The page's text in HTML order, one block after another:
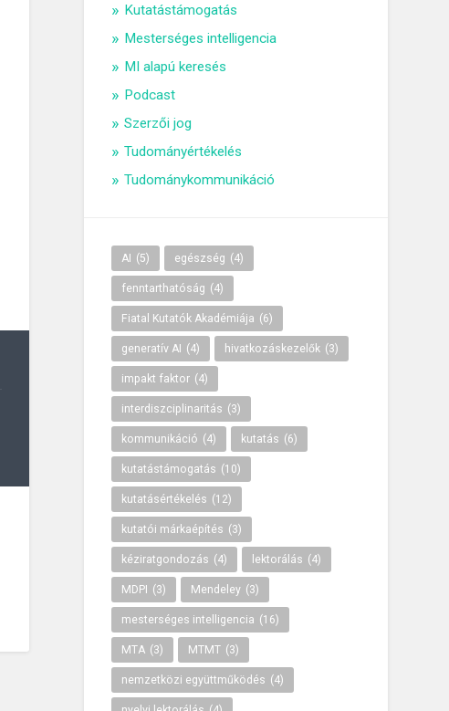
Kutatástámogatás
Mesterséges intelligencia
MI alapú keresés
Podcast
Szerzői jog
Tudományértékelés
Tudománykommunikáció
AI (5) egészség (4)
fenntarthatóság (4)
Fiatal Kutatók Akadémiája (6)
generatív AI (4) hivatkozáskezelők (3)
impakt faktor (4)
interdiszciplinaritás (3)
kommunikáció (4) kutatás (6)
kutatástámogatás (10)
kutatásértékelés (12)
kutatói márkaépítés (3)
kéziratgondozás (4) lektorálás (4)
MDPI (3) Mendeley (3)
mesterséges intelligencia (16)
MTA (3) MTMT (3)
nemzetközi együttműködés (4)